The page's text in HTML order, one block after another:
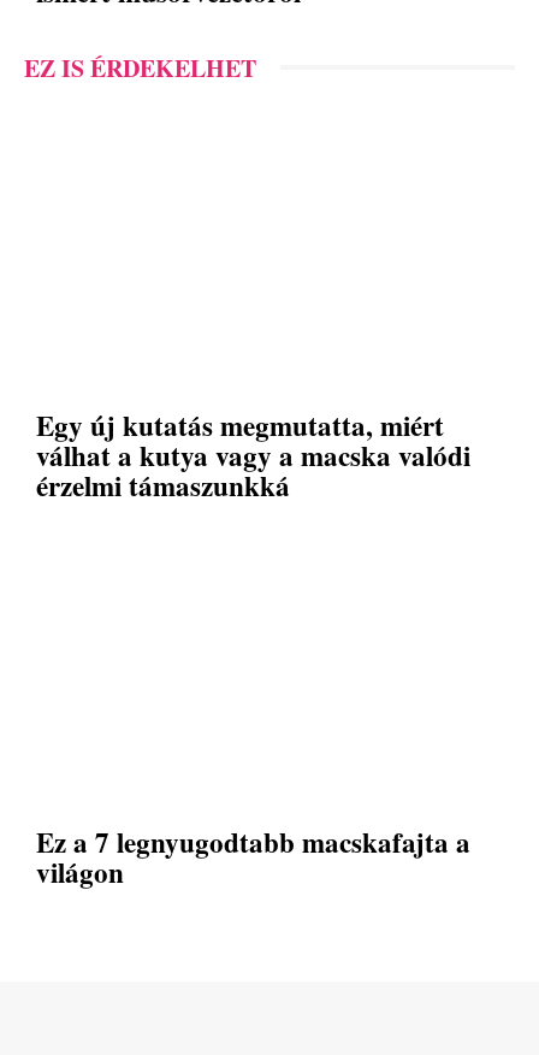
EZ IS ÉRDEKELHET
Egy új kutatás megmutatta, miért
válhat a kutya vagy a macska valódi
érzelmi támaszunkká
Ez a 7 legnyugodtabb macskafajta a
világon